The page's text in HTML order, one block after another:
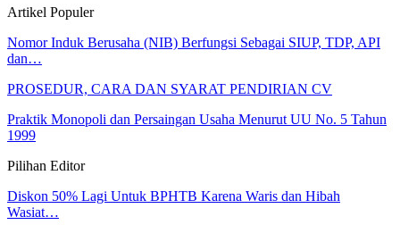
Artikel Populer
Nomor Induk Berusaha (NIB) Berfungsi Sebagai SIUP, TDP, API
dan…
PROSEDUR, CARA DAN SYARAT PENDIRIAN CV
Praktik Monopoli dan Persaingan Usaha Menurut UU No. 5 Tahun
1999
Pilihan Editor
Diskon 50% Lagi Untuk BPHTB Karena Waris dan Hibah
Wasiat…